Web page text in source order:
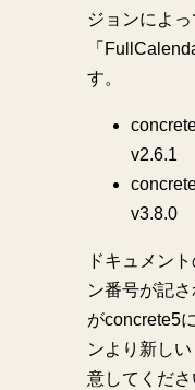
ジョンによ
「
す。
v2.6.1
v3.8.0
ドキュメン
ン番号が記
がconcrete5
ンより新し
意してくださ